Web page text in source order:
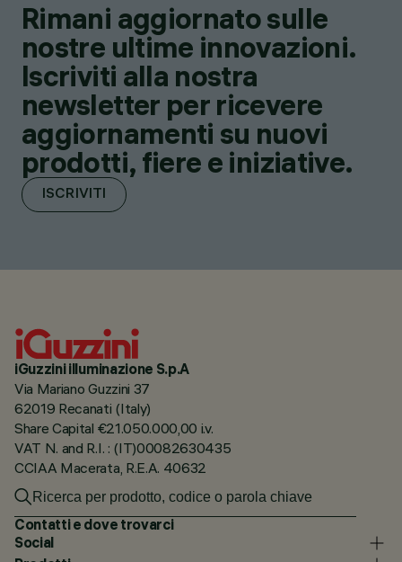
Rimani aggiornato sulle
nostre ultime innovazioni.
Iscriviti alla nostra
newsletter per ricevere
aggiornamenti su nuovi
prodotti, fiere e iniziative.
ISCRIVITI
iGuzzini illuminazione S.p.A
Via Mariano Guzzini 37
62019 Recanati (Italy)
Share Capital €21.050.000,00 i.v.
VAT N. and R.I. : (IT)00082630435
CCIAA Macerata, R.E.A. 40632
Contatti e dove trovarci
Social